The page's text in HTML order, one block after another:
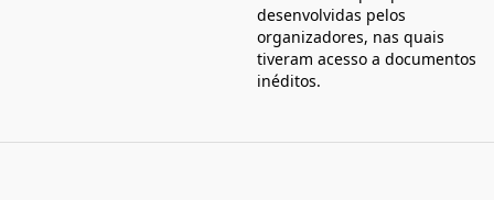
desenvolvidas pelos
organizadores, nas quais
tiveram acesso a documentos
inéditos.